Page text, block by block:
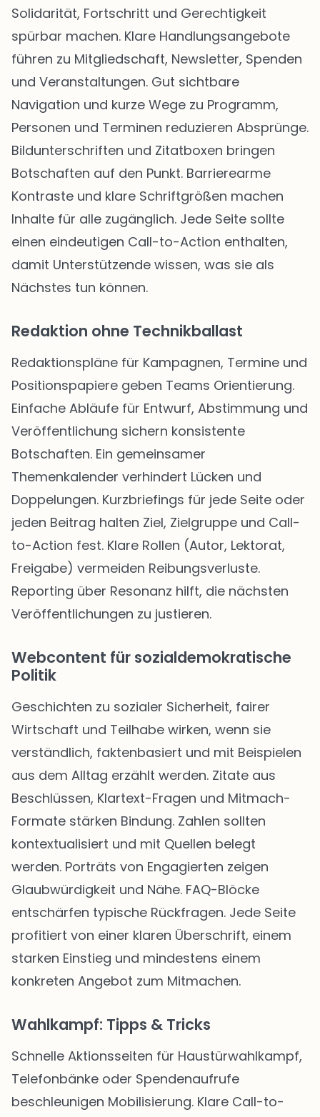
Solidarität, Fortschritt und Gerechtigkeit
spürbar machen. Klare Handlungsangebote
führen zu Mitgliedschaft, Newsletter, Spenden
und Veranstaltungen. Gut sichtbare
Navigation und kurze Wege zu Programm,
Personen und Terminen reduzieren Absprünge.
Bildunterschriften und Zitatboxen bringen
Botschaften auf den Punkt. Barrierearme
Kontraste und klare Schriftgrößen machen
Inhalte für alle zugänglich. Jede Seite sollte
einen eindeutigen Call-to-Action enthalten,
damit Unterstützende wissen, was sie als
Nächstes tun können.
Redaktion ohne Technikballast
Redaktionspläne für Kampagnen, Termine und
Positionspapiere geben Teams Orientierung.
Einfache Abläufe für Entwurf, Abstimmung und
Veröffentlichung sichern konsistente
Botschaften. Ein gemeinsamer
Themenkalender verhindert Lücken und
Doppelungen. Kurzbriefings für jede Seite oder
jeden Beitrag halten Ziel, Zielgruppe und Call-
to-Action fest. Klare Rollen (Autor, Lektorat,
Freigabe) vermeiden Reibungsverluste.
Reporting über Resonanz hilft, die nächsten
Veröffentlichungen zu justieren.
Webcontent für sozialdemokratische
Politik
Geschichten zu sozialer Sicherheit, fairer
Wirtschaft und Teilhabe wirken, wenn sie
verständlich, faktenbasiert und mit Beispielen
aus dem Alltag erzählt werden. Zitate aus
Beschlüssen, Klartext-Fragen und Mitmach-
Formate stärken Bindung. Zahlen sollten
kontextualisiert und mit Quellen belegt
werden. Porträts von Engagierten zeigen
Glaubwürdigkeit und Nähe. FAQ-Blöcke
entschärfen typische Rückfragen. Jede Seite
profitiert von einer klaren Überschrift, einem
starken Einstieg und mindestens einem
konkreten Angebot zum Mitmachen.
Wahlkampf: Tipps & Tricks
Schnelle Aktionsseiten für Haustürwahlkampf,
Telefonbänke oder Spendenaufrufe
beschleunigen Mobilisierung. Klare Call-to-